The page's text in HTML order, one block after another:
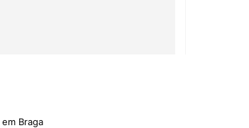
Braga